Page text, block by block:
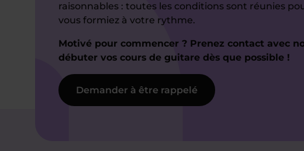
raisonnables : toutes les conditions sont réunies
vous formiez à votre rythme.
Motivé pour commencer ? Prenez contact avec
débuter vos cours de guitare dès que possible !
Demander à être rappelé